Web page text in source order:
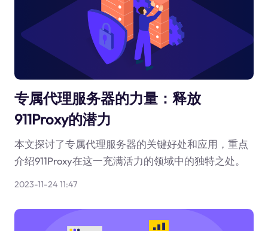
专属代理服务器的力量：释放
911Proxy的潜力
本文探讨了专属代理服务器的关键好处和应用，重点
介绍911Proxy在这一充满活力的领域中的独特之处。
2023-11-24 11:47